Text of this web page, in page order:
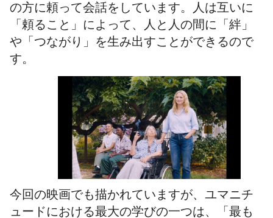
の方に頼って会話をしています。人は互いに
「頼ること」によって、人と人の間に「絆」
や「つながり」を生み出すことができるので
す。
今回の映画でも描かれていますが、ユマニチ
ュードにおける最大の学びの一つは、「最も